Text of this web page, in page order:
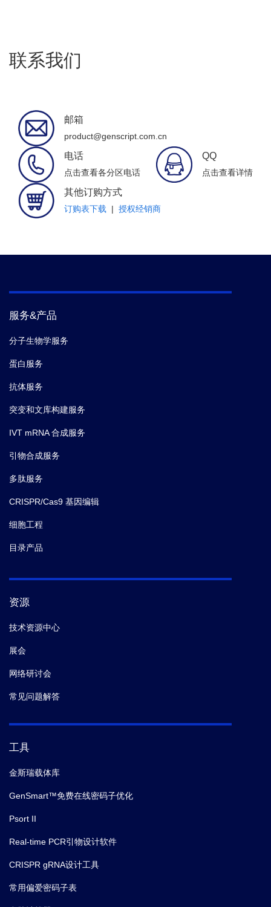
联系我们
邮箱
product@genscript.com.cn
电话
点击查看各分区电话
QQ
点击查看详情
其他订购方式
订购表下载 | 授权经销商
服务&产品
分子生物学服务
蛋白服务
抗体服务
突变和文库构建服务
IVT mRNA 合成服务
引物合成服务
多肽服务
CRISPR/Cas9 基因编辑
细胞工程
目录产品
资源
技术资源中心
展会
网络研讨会
常见问题解答
工具
金斯瑞载体库
GenSmart™免费在线密码子优化
Psort II
Real-time PCR引物设计软件
CRISPR gRNA设计工具
常用偏爱密码子表